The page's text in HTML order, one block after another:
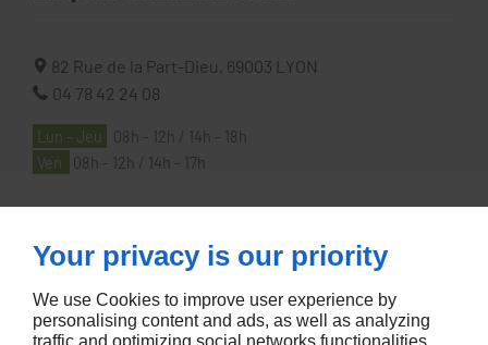
82 Rue de la Part-Dieu, 69003
LYON
04 78 42 24 08
Lun - Jeu
08h - 12h / 14h - 18h
Ven
08h - 12h / 14h - 17h
À PROPOS
Accueil
Your privacy is our priority
We use Cookies to improve user experience by
personalising content and ads, as well as analyzing
traffic and optimizing social networks functionalities.